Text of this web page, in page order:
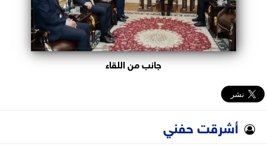
جانب من اللقاء
أشرقت حفني